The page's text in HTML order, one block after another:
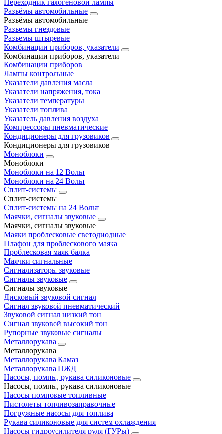
Переходник галогеновой лампы
Разъёмы автомобильные
Разъёмы автомобильные
Разъемы гнездовые
Разъемы штыревые
Комбинации приборов, указатели
Комбинации приборов, указатели
Комбинации приборов
Лампы контрольные
Указатели давления масла
Указатели напряжения, тока
Указатели температуры
Указатели топлива
Указатель давления воздуха
Компрессоры пневматические
Кондиционеры для грузовиков
Кондиционеры для грузовиков
Моноблоки
Моноблоки
Моноблоки на 12 Вольт
Моноблоки на 24 Вольт
Сплит-системы
Сплит-системы
Сплит‑системы на 24 Вольт
Маячки, сигналы звуковые
Маячки, сигналы звуковые
Маяки проблесковые светодиодные
Плафон для проблескового маяка
Проблесковая маяк балка
Маячки сигнальные
Сигнализаторы звуковые
Сигналы звуковые
Сигналы звуковые
Дисковый звуковой сигнал
Сигнал звуковой пневматический
Звуковой сигнал низкий тон
Сигнал звуковой высокий тон
Рупорные звуковые сигналы
Металлорукава
Металлорукава
Металлорукава Камаз
Металлорукава ПЖД
Насосы, помпы, рукава силиконовые
Насосы, помпы, рукава силиконовые
Насосы помповые топливные
Пистолеты топливозаправочные
Погружные насосы для топлива
Рукава силиконовые для систем охлаждения
Насосы гидроусилителя руля (ГУРы)